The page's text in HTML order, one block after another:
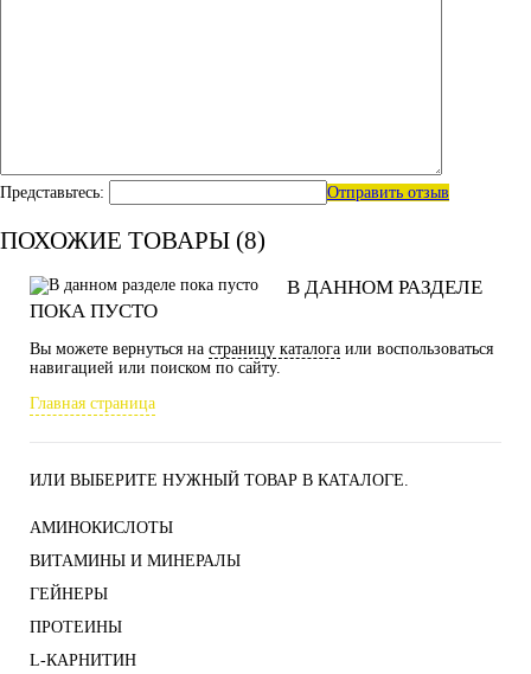
Представьтесь: Отправить отзыв
ПОХОЖИЕ ТОВАРЫ (8)
В ДАННОМ РАЗДЕЛЕ
ПОКА ПУСТО
Вы можете вернуться на страницу каталога или воспользоваться
навигацией или поиском по сайту.
Главная страница
ИЛИ ВЫБЕРИТЕ НУЖНЫЙ ТОВАР В КАТАЛОГЕ.
АМИНОКИСЛОТЫ
ВИТАМИНЫ И МИНЕРАЛЫ
ГЕЙНЕРЫ
ПРОТЕИНЫ
L-КАРНИТИН